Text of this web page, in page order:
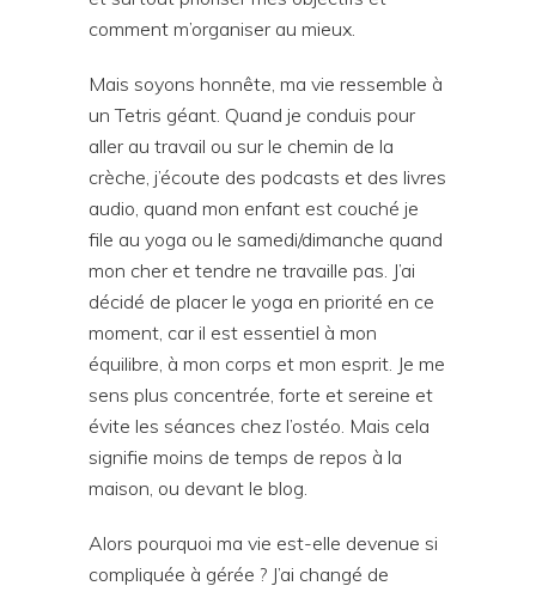
comment m’organiser au mieux.
Mais soyons honnête, ma vie ressemble à
un Tetris géant. Quand je conduis pour
aller au travail ou sur le chemin de la
crèche, j’écoute des podcasts et des livres
audio, quand mon enfant est couché je
file au yoga ou le samedi/dimanche quand
mon cher et tendre ne travaille pas. J’ai
décidé de placer le yoga en priorité en ce
moment, car il est essentiel à mon
équilibre, à mon corps et mon esprit. Je me
sens plus concentrée, forte et sereine et
évite les séances chez l’ostéo. Mais cela
signifie moins de temps de repos à la
maison, ou devant le blog.
Alors pourquoi ma vie est-elle devenue si
compliquée à gérée ? J’ai changé de